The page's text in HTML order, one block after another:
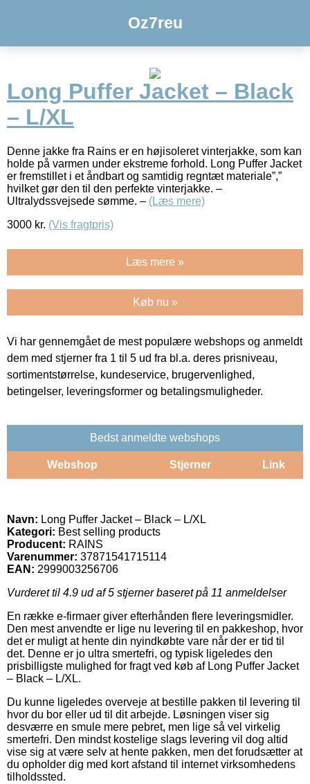
Oz7reu
Long Puffer Jacket – Black
– L/XL
Denne jakke fra Rains er en højisoleret vinterjakke, som kan
holde på varmen under ekstreme forhold. Long Puffer Jacket
er fremstillet i et åndbart og samtidig regntæt materiale”,”
hvilket gør den til den perfekte vinterjakke. –
Ultralydssvejsede sømme. – (Læs mere)
3000 kr. (Vis fragtpris)
Læs mere »
Køb nu »
Vi har gennemgået de mest populære webshops og anmeldt
dem med stjerner fra 1 til 5 ud fra bl.a. deres prisniveau,
sortimentstørrelse, kundeservice, brugervenlighed,
betingelser, leveringsformer og betalingsmuligheder.
Bedst anmeldte webshops
Webshop Stjerner Link
Navn: Long Puffer Jacket – Black – L/XL
Kategori: Best selling products
Producent: RAINS
Varenummer: 37871541715114
EAN: 2999003256706
Vurderet til 4.9 ud af 5 stjerner baseret på 11 anmeldelser
En række e-firmaer giver efterhånden flere leveringsmidler.
Den mest anvendte er lige nu levering til en pakkeshop, hvor
det er muligt at hente din nyindkøbte vare når der er tid til
det. Denne er jo ultra smertefri, og typisk ligeledes den
prisbilligste mulighed for fragt ved køb af Long Puffer Jacket
– Black – L/XL.
Du kunne ligeledes overveje at bestille pakken til levering til
hvor du bor eller ud til dit arbejde. Løsningen viser sig
desværre en smule mere pebret, men lige så vel virkelig
smertefri. Den mindst kostelige slags levering vil dog altid
vise sig at være selv at hente pakken, men det forudsætter at
du opholder dig med kort afstand til internet virksomhedens
tilholdssted.